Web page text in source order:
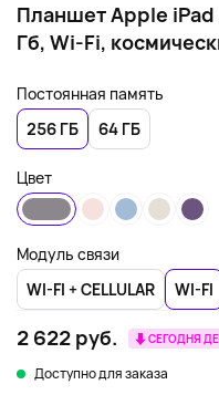
Планшет Apple
Гб, Wi-Fi,
Постоянная память
256 ГБ
64 ГБ
Цвет
Модуль связи
WI-FI + CELLULAR
WI-FI
2 622 руб. СЕГОДНЯ
Доступно для заказа